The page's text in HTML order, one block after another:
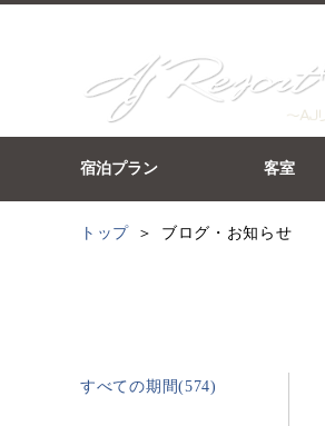
宿泊プラン 客室
トップ ブログ・お知らせ
すべての期間(574)